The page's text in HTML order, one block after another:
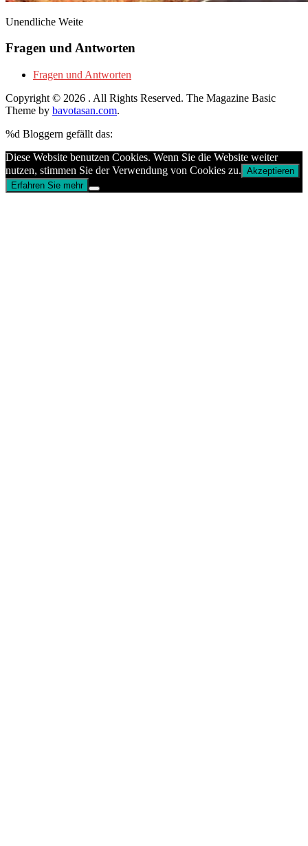
Unendliche Weite
Fragen und Antworten
Fragen und Antworten
Copyright © 2026 . All Rights Reserved. The Magazine Basic
Theme by bavotasan.com.
%d Bloggern gefällt das:
Diese Website benutzen Cookies. Wenn Sie die Website weiter
nutzen, stimmen Sie der Verwendung von Cookies zu. Akzeptieren
Erfahren Sie mehr